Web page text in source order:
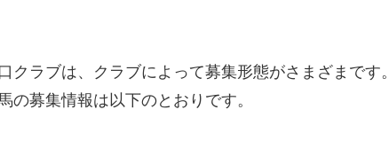
クラブは、クラブによって募集形態がさまざまです。
の募集情報は以下のとおりです。